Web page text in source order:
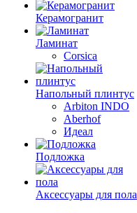
Керамогранит
Ламинат
Corsica
Напольный плинтус
Arbiton INDO
Aberhof
Идеал
Подложка
Аксессуары для пола